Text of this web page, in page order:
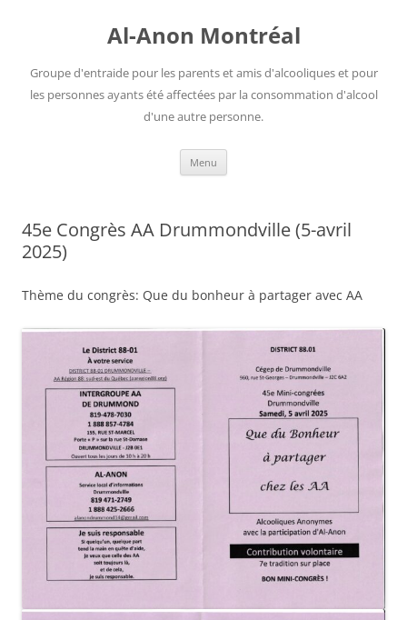
Al-Anon Montréal
Groupe d'entraide pour les parents et amis d'alcooliques et pour
les personnes ayants été affectées par la consommation d'alcool
d'une autre personne.
Menu
45e Congrès AA Drummondville (5-avril
2025)
Thème du congrès: Que du bonheur à partager avec AA